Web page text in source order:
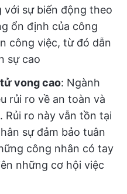
với sự biến động theo
ổn định của công
công việc, từ đó dẫn
sự cao
vong cao: Ngành
rủi ro về an toàn và
ro này vẫn tồn tại
sự đảm bảo tuân
công nhân có tay
những cơ hội việc